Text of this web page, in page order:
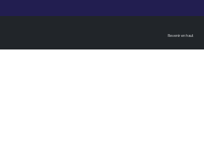
Revenir en haut